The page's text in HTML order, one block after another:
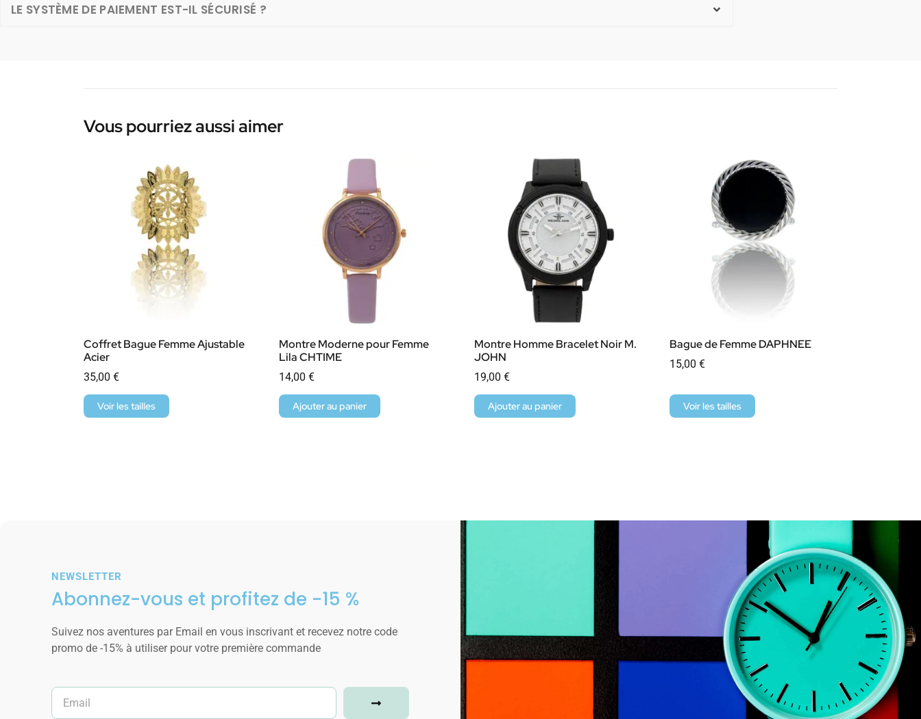
LE SYSTÈME DE PAIEMENT EST-IL SÉCURISÉ ?
Vous pourriez aussi aimer
Coffret Bague Femme Ajustable
Acier
35,00 €
Voir les tailles
Montre Moderne pour Femme
Lila CHTIME
14,00 €
Ajouter au panier
Montre Homme Bracelet Noir M.
JOHN
19,00 €
Ajouter au panier
Bague de Femme DAPHNEE
15,00 €
Voir les tailles
NEWSLETTER
Abonnez-vous et profitez de -15 %
Suivez nos aventures par Email en vous inscrivant et recevez notre code
promo de -15% à utiliser pour votre première commande